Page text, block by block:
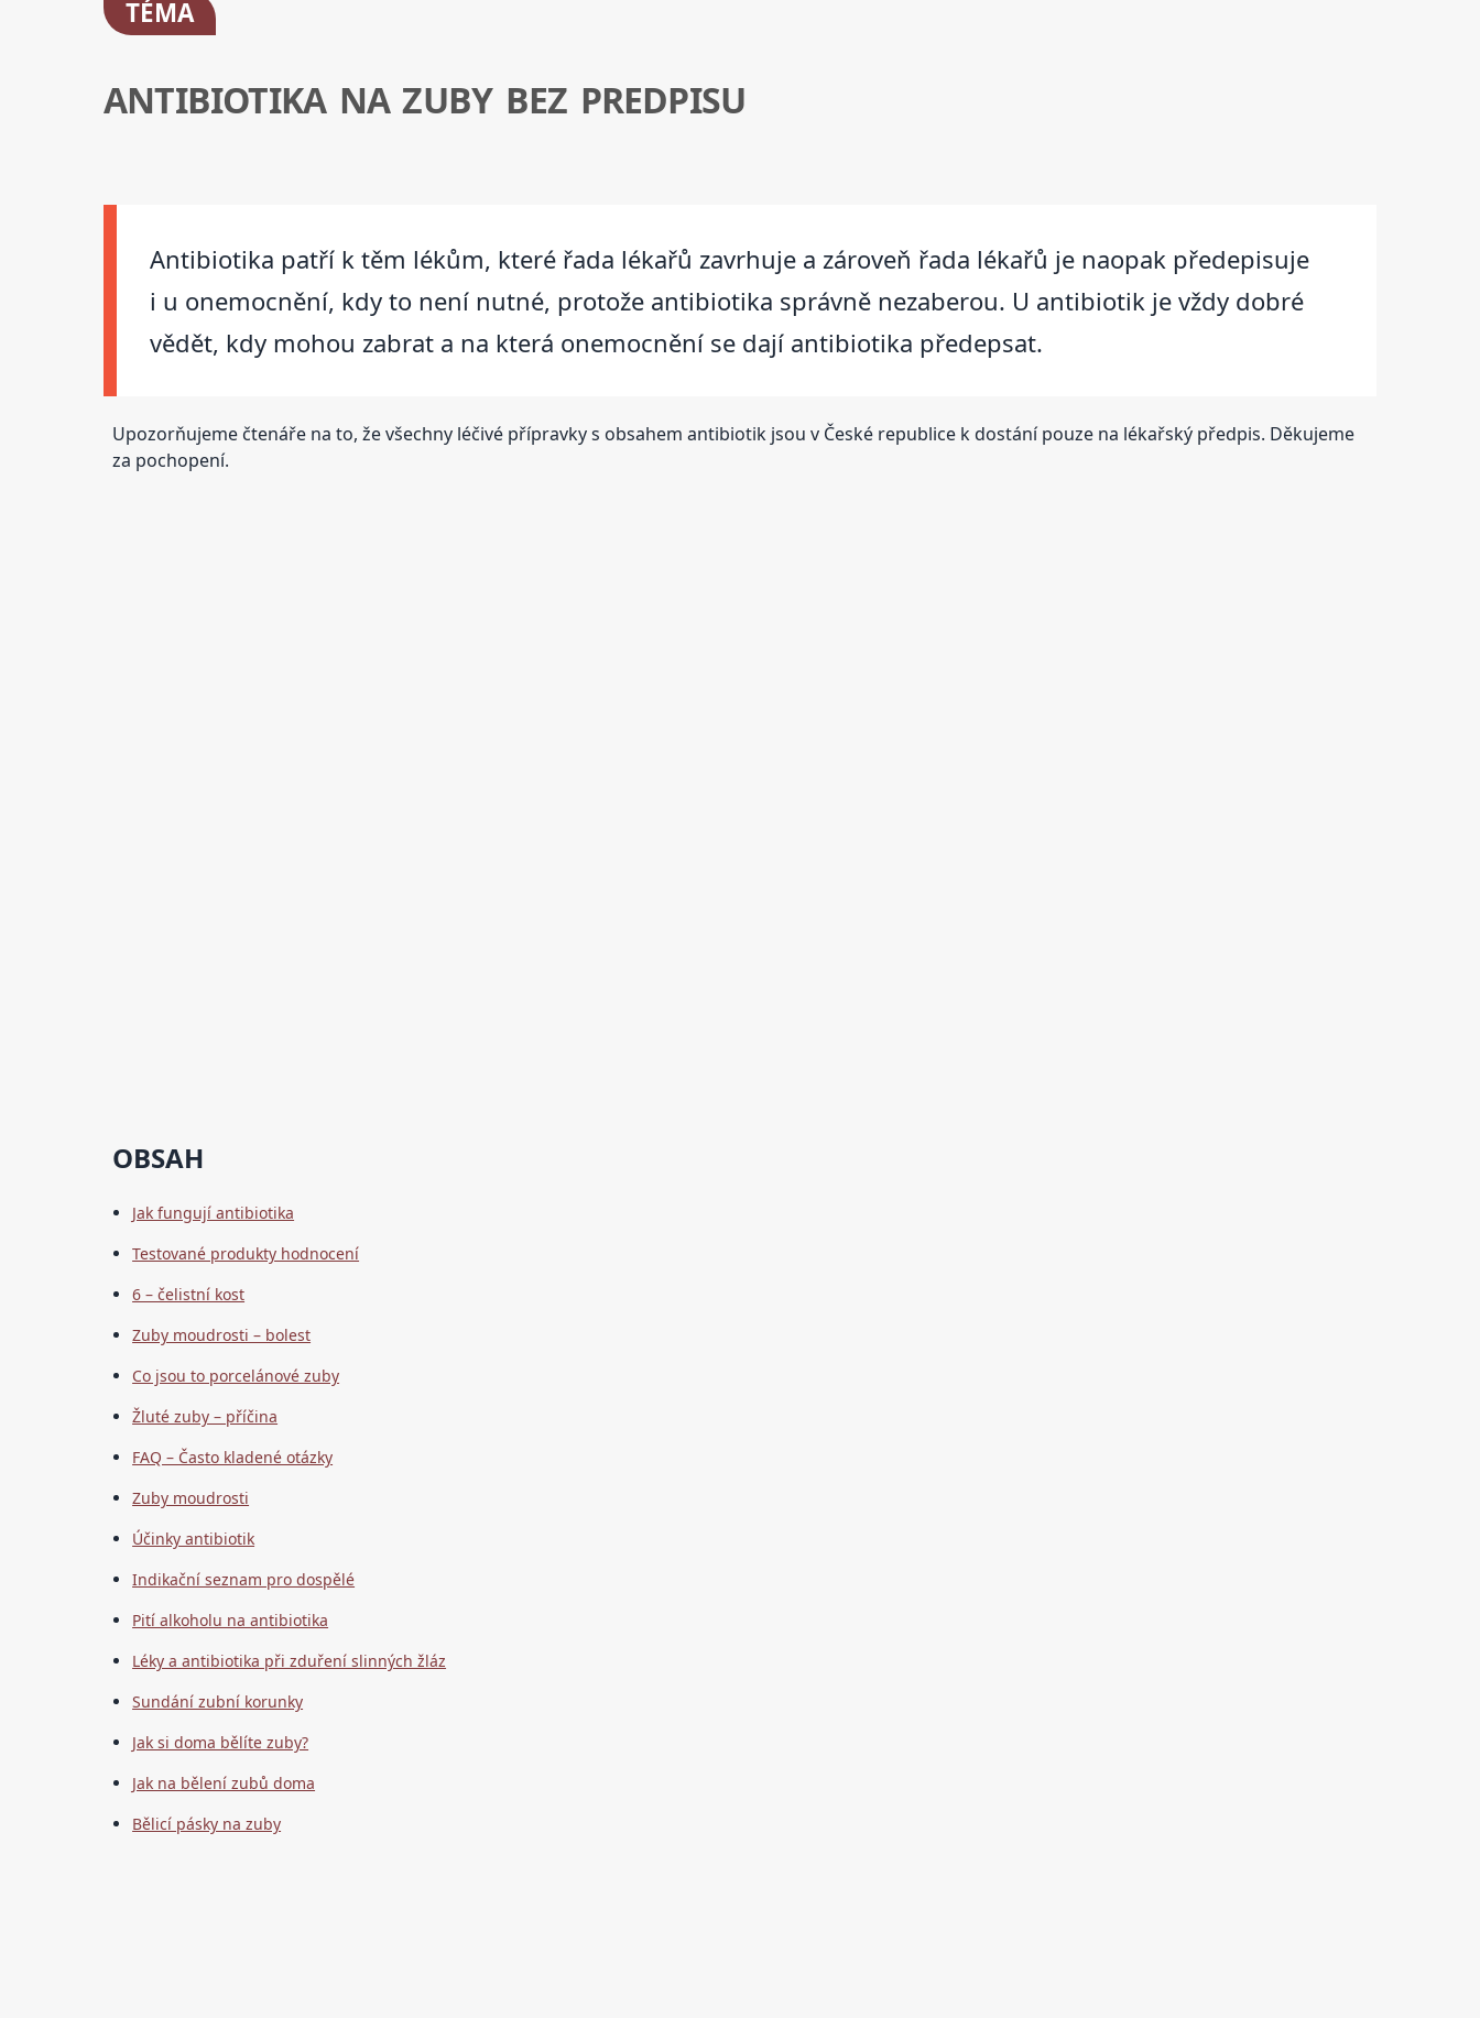
TÉMA
ANTIBIOTIKA NA ZUBY BEZ PREDPISU
Antibiotika patří k těm lékům, které řada lékařů zavrhuje a zároveň řada lékařů je naopak předepisuje
i u onemocnění, kdy to není nutné, protože antibiotika správně nezaberou. U antibiotik je vždy dobré
vědět, kdy mohou zabrat a na která onemocnění se dají antibiotika předepsat.
Upozorňujeme čtenáře na to, že všechny léčivé přípravky s obsahem antibiotik jsou v České republice k dostání pouze na lékařský předpis. Děkujeme
za pochopení.
OBSAH
Jak fungují antibiotika
Testované produkty hodnocení
6 – čelistní kost
Zuby moudrosti – bolest
Co jsou to porcelánové zuby
Žluté zuby – příčina
FAQ – Často kladené otázky
Zuby moudrosti
Účinky antibiotik
Indikační seznam pro dospělé
Pití alkoholu na antibiotika
Léky a antibiotika při zduření slinných žláz
Sundání zubní korunky
Jak si doma bělíte zuby?
Jak na bělení zubů doma
Bělicí pásky na zuby